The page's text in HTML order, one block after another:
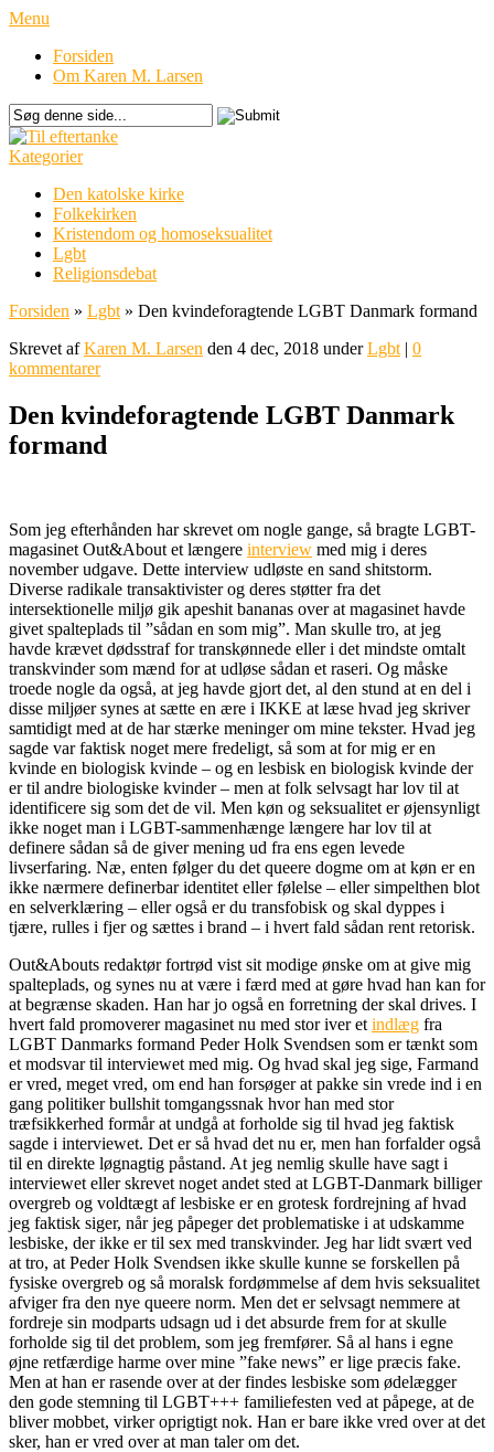
Menu
Forsiden
Om Karen M. Larsen
Kategorier
Den katolske kirke
Folkekirken
Kristendom og homoseksualitet
Lgbt
Religionsdebat
Forsiden » Lgbt » Den kvindeforagtende LGBT Danmark formand
Skrevet afKaren M. Larsen den 4 dec, 2018 underLgbt | 0
kommentarer
Den kvindeforagtende LGBT Danmark
formand
Som jeg efterhånden har skrevet om nogle gange, så bragte LGBT-
magasinet Out&About et længere interview med mig i deres
november udgave. Dette interview udløste en sand shitstorm.
Diverse radikale transaktivister og deres støtter fra det
intersektionelle miljø gik apeshit bananas over at magasinet havde
givet spalteplads til ”sådan en som mig”. Man skulle tro, at jeg
havde krævet dødsstraf for transkønnede eller i det mindste omtalt
transkvinder som mænd for at udløse sådan et raseri. Og måske
troede nogle da også, at jeg havde gjort det, al den stund at en del i
disse miljøer synes at sætte en ære i IKKE at læse hvad jeg skriver
samtidigt med at de har stærke meninger om mine tekster. Hvad jeg
sagde var faktisk noget mere fredeligt, så som at for mig er en
kvinde en biologisk kvinde – og en lesbisk en biologisk kvinde der
er til andre biologiske kvinder – men at folk selvsagt har lov til at
identificere sig som det de vil. Men køn og seksualitet er øjensynligt
ikke noget man i LGBT-sammenhænge længere har lov til at
definere sådan så de giver mening ud fra ens egen levede
livserfaring. Næ, enten følger du det queere dogme om at køn er en
ikke nærmere definerbar identitet eller følelse – eller simpelthen blot
en selverklæring – eller også er du transfobisk og skal dyppes i
tjære, rulles i fjer og sættes i brand – i hvert fald sådan rent retorisk.
Out&Abouts redaktør fortrød vist sit modige ønske om at give mig
spalteplads, og synes nu at være i færd med at gøre hvad han kan for
at begrænse skaden. Han har jo også en forretning der skal drives. I
hvert fald promoverer magasinet nu med stor iver et indlæg fra
LGBT Danmarks formand Peder Holk Svendsen som er tænkt som
et modsvar til interviewet med mig. Og hvad skal jeg sige, Farmand
er vred, meget vred, om end han forsøger at pakke sin vrede ind i en
gang politiker bullshit tomgangssnak hvor han med stor
træfsikkerhed formår at undgå at forholde sig til hvad jeg faktisk
sagde i interviewet. Det er så hvad det nu er, men han forfalder også
til en direkte løgnagtig påstand. At jeg nemlig skulle have sagt i
interviewet eller skrevet noget andet sted at LGBT-Danmark billiger
overgreb og voldtægt af lesbiske er en grotesk fordrejning af hvad
jeg faktisk siger, når jeg påpeger det problematiske i at udskamme
lesbiske, der ikke er til sex med transkvinder. Jeg har lidt svært ved
at tro, at Peder Holk Svendsen ikke skulle kunne se forskellen på
fysiske overgreb og så moralsk fordømmelse af dem hvis seksualitet
afviger fra den nye queere norm. Men det er selvsagt nemmere at
fordreje sin modparts udsagn ud i det absurde frem for at skulle
forholde sig til det problem, som jeg fremfører. Så al hans i egne
øjne retfærdige harme over mine ”fake news” er lige præcis fake.
Men at han er rasende over at der findes lesbiske som ødelægger
den gode stemning til LGBT+++ familiefesten ved at påpege, at de
bliver mobbet, virker oprigtigt nok. Han er bare ikke vred over at det
sker, han er vred over at man taler om det.